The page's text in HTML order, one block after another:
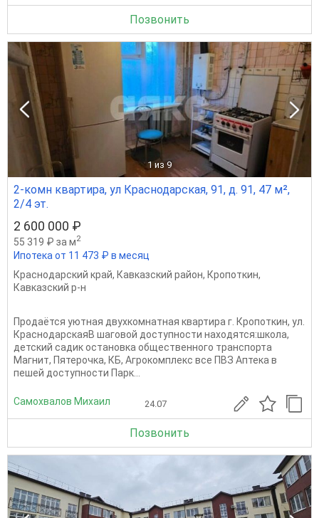
Позвонить
1 из 9
2-комн квартира, ул Краснодарская, 91, д. 91, 47 м²,
2/4 эт.
2 600 000 ₽
55 319 ₽ за м2
Ипотека от 11 473 ₽ в месяц
Краснодарский край, Кавказский район, Кропоткин,
Кавказский р-н
Продаётся уютная двухкомнатная квартира г. Кропоткин, ул.
КраснодарскаяВ шаговой доступности находятся:школа,
детский садик остановка общественного транспорта
Магнит, Пятерочка, КБ, Агрокомплекс все ПВЗ Аптека в
пешей доступности Парк...
Самохвалов Михаил 24.07
Позвонить